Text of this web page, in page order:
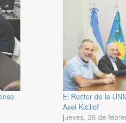
El Rector de la
Axel Kicillof
jueves, 26 de